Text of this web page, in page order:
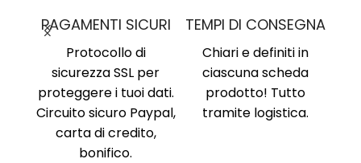
PAGAMENTI SICURI
Protocollo di
sicurezza SSL per
proteggere i tuoi dati.
Circuito sicuro Paypal,
carta di credito,
bonifico.
TEMPI DI CONSEGNA
Chiari e definiti in
ciascuna scheda
prodotto! Tutto
tramite logistica.